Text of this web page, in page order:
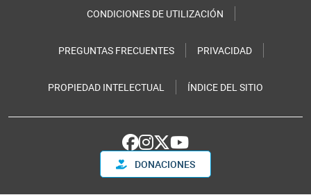
CONDICIONES DE UTILIZACIÓN
PREGUNTAS FRECUENTES PRIVACIDAD
PROPIEDAD INTELECTUAL ÍNDICE DEL SITIO
DONACIONES